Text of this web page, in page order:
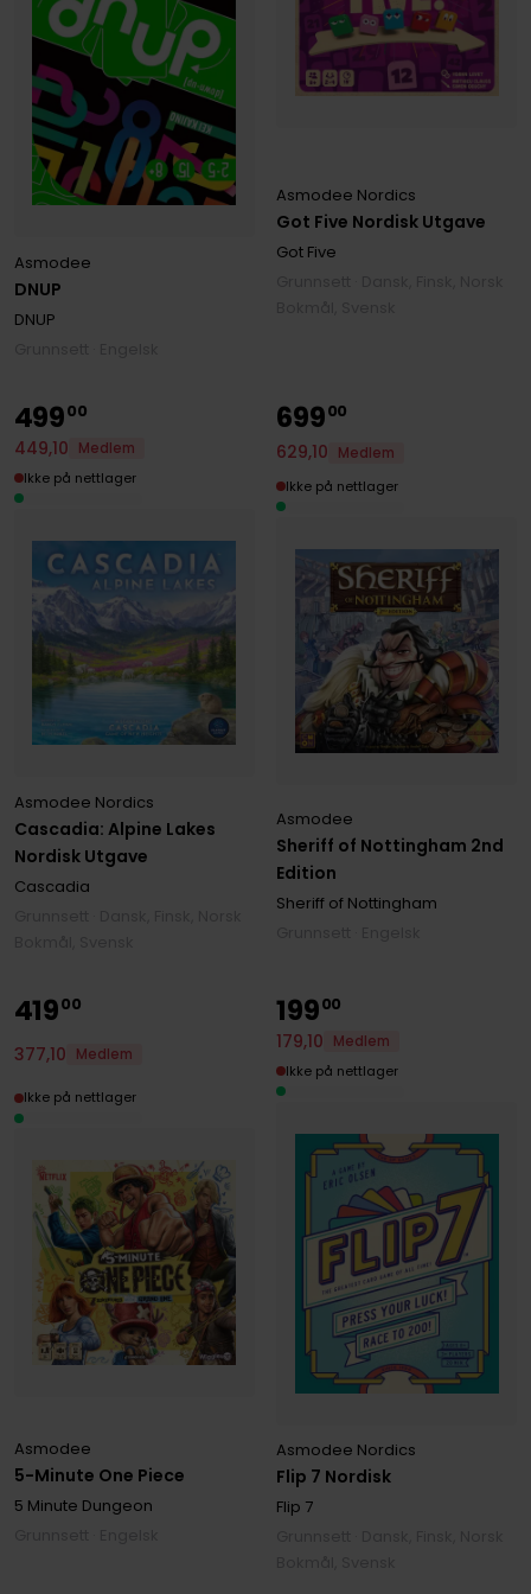
DNUP
Asmodee
DNUP
Got Five Nordisk Utgave
Asmodee Nordics
Got Five
Cascadia: Alpine Lakes
Nordisk Utgave
Asmodee Nordics
Cascadia
49900
449,10
Medlem
Ikke på nettlager
Sheriff of Nottingham 2nd
Edition
Asmodee
Sheriff of Nottingham
69900
629,10
Medlem
Ikke på nettlager
5-Minute One Piece
Asmodee
5 Minute Dungeon
41900
377,10 Medlem
Ikke på nettlager
Flip 7 Nordisk
Asmodee Nordics
Flip 7
19900
179,10
Medlem
Ikke på nettlager